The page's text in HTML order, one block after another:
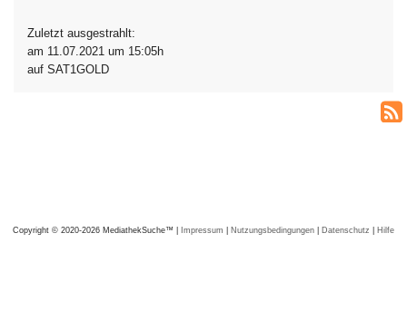
Zuletzt ausgestrahlt:
am 11.07.2021 um 15:05h
auf SAT1GOLD
Copyright © 2020-2026 MediathekSuche™ | Impressum | Nutzungsbedingungen | Datenschutz | Hilfe